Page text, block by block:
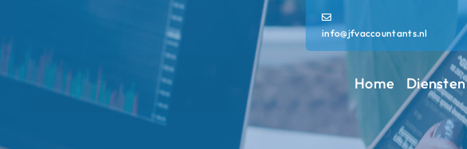
info@jfvaccountants.nl
Home Diensten